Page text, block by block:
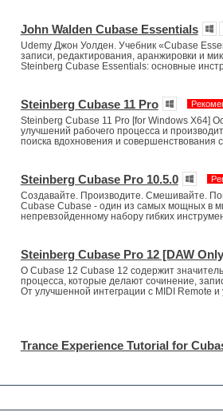
John Walden Cubase Essentials
Udemy Джон Уолден. Учебник «Cubase
записи, редактирования, аранжировки и
Steinberg Cubase Essentials: основные
Steinberg Cubase 11 Pro
Steinberg Cubase 11 Pro [for Windows X64]
улучшений рабочего процесса и
поиска вдохновения и совершенствования
Steinberg Cubase Pro 10.5.0
Создавайте. Производите. Смешивайте.
Cubase Cubase - один из самых мощных в
непревзойденному набору гибких
Steinberg Cubase Pro 12 [DAW
О Cubase 12 Cubase 12 содержит
процесса, которые делают сочинение,
От улучшенной интеграции с MIDI Remote
Trance Experience Tutorial for